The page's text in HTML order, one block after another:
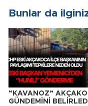
Bunlar da
“KAVANOZ”
GÜNDEMİNİ BELİRLEDİ